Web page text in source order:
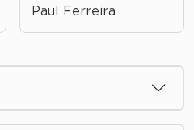
Paul Ferreira